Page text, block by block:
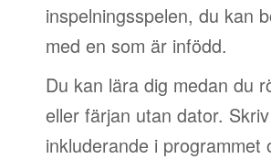
inspelningsspelen, du kan
med en som är infödd.
Du kan lära dig medan du
eller färjan utan dator.
inkluderande i